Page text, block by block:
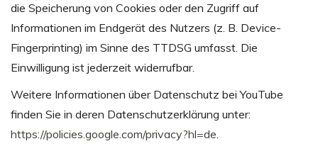
die Speicherung von Cookies oder den Zugriff auf
Informationen im Endgerät des Nutzers (z. B. Device-
Fingerprinting) im Sinne des TTDSG umfasst. Die
Einwilligung ist jederzeit widerrufbar.
Weitere Informationen über Datenschutz bei YouTube
finden Sie in deren Datenschutzerklärung unter:
https://policies.google.com/privacy?hl=de.